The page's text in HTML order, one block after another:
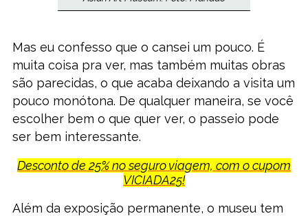
Mas eu confesso que o cansei um pouco. É
muita coisa pra ver, mas também muitas obras
são parecidas, o que acaba deixando a visita um
pouco monótona. De qualquer maneira, se você
escolher bem o que quer ver, o passeio pode
ser bem interessante.
Desconto de 25% no seguro viagem, com o cupom
VICIADA25!
Além da exposição permanente, o museu tem